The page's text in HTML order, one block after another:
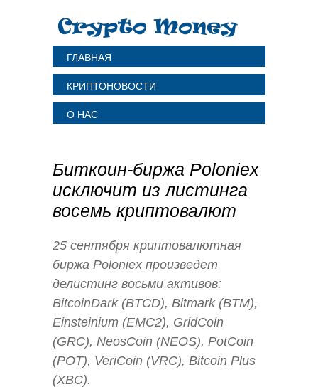
ГЛАВНАЯ
КРИПТОНОВОСТИ
О НАС
Биткоин-биржа Poloniex
исключит из листинга
восемь криптовалют
25 сентября криптовалютная
биржа Poloniex произведет
делистинг восьми активов:
BitcoinDark (BTCD), Bitmark (BTM),
Einsteinium (EMC2), GridCoin
(GRC), NeosCoin (NEOS), PotCoin
(POT), VeriCoin (VRC), Bitcoin Plus
(XBC).